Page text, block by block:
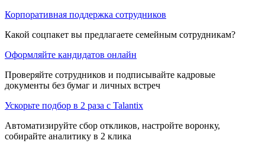
Корпоративная поддержка сотрудников
Какой соцпакет вы предлагаете семейным сотрудникам?
Оформляйте кандидатов онлайн
Проверяйте сотрудников и подписывайте кадровые
документы без бумаг и личных встреч
Ускорьте подбор в 2 раза с Talantix
Автоматизируйте сбор откликов, настройте воронку,
собирайте аналитику в 2 клика